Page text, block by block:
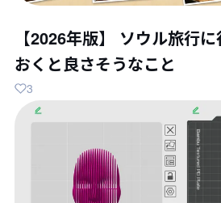
【2026年版】 ソウル旅行
おくと良さそうなこと
3